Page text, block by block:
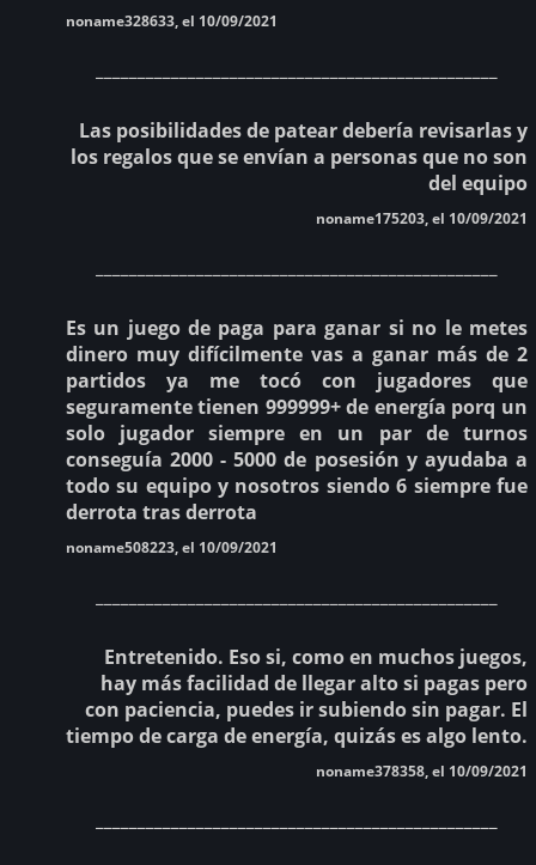
noname328633, el 10/09/2021
Las posibilidades de patear debería revisarlas y
los regalos que se envían a personas que no son
del equipo
noname175203, el 10/09/2021
Es un juego de paga para ganar si no le metes
dinero muy difícilmente vas a ganar más de 2
partidos ya me tocó con jugadores que
seguramente tienen 999999+ de energía porq un
solo jugador siempre en un par de turnos
conseguía 2000 - 5000 de posesión y ayudaba a
todo su equipo y nosotros siendo 6 siempre fue
derrota tras derrota
noname508223, el 10/09/2021
Entretenido. Eso si, como en muchos juegos,
hay más facilidad de llegar alto si pagas pero
con paciencia, puedes ir subiendo sin pagar. El
tiempo de carga de energía, quizás es algo lento.
noname378358, el 10/09/2021